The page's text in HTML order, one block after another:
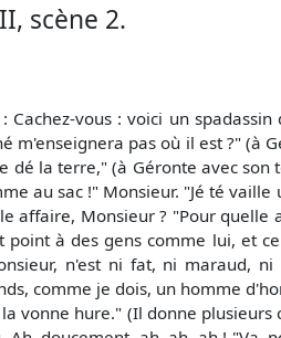
scène 2.
vous : voici un
pas où il est ?" (à
la terre," (à Géronte avec
au sac !" Monsieur. "Jé té
affaire, Monsieur ? "Pour
à des gens comme lui, et
n'est ni fat, ni maraud,
comme je dois, un homme
vonne hure." (Il donne